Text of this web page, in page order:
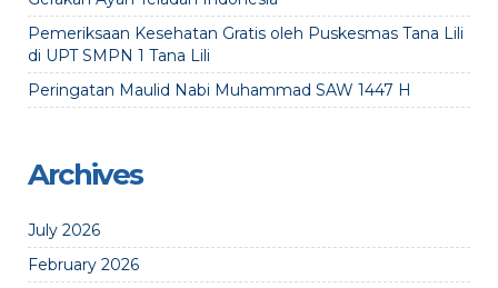
Pemeriksaan Kesehatan Gratis oleh Puskesmas Tana Lili
di UPT SMPN 1 Tana Lili
Peringatan Maulid Nabi Muhammad SAW 1447 H
Archives
July 2026
February 2026